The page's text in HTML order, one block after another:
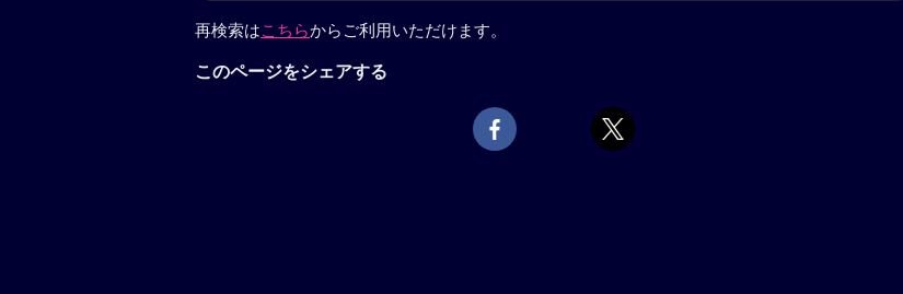
再検索はこちらからご利用いただけます。
このページをシェアする